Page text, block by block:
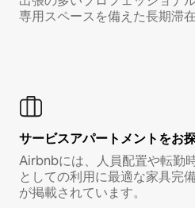
専用スペースを備えた長期滞
サービスアパートメントをお
Airbnbには、人員配置や転勤
としての利用に最適な家具完
が掲載されています。